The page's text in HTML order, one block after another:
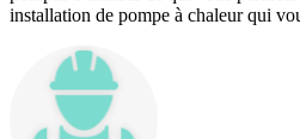
installation de pompe à chaleur qui